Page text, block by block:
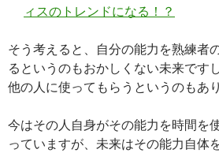
ィスのトレンドになる！？
そう考えると、自分の能力を熟練者
るというのもおかしくない未来です
他の人に使ってもらうというのもあ
今はその人自身がその能力を時間を
っていますが、未来はその能力自体